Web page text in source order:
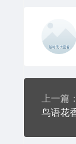
上一篇：
鸟语花